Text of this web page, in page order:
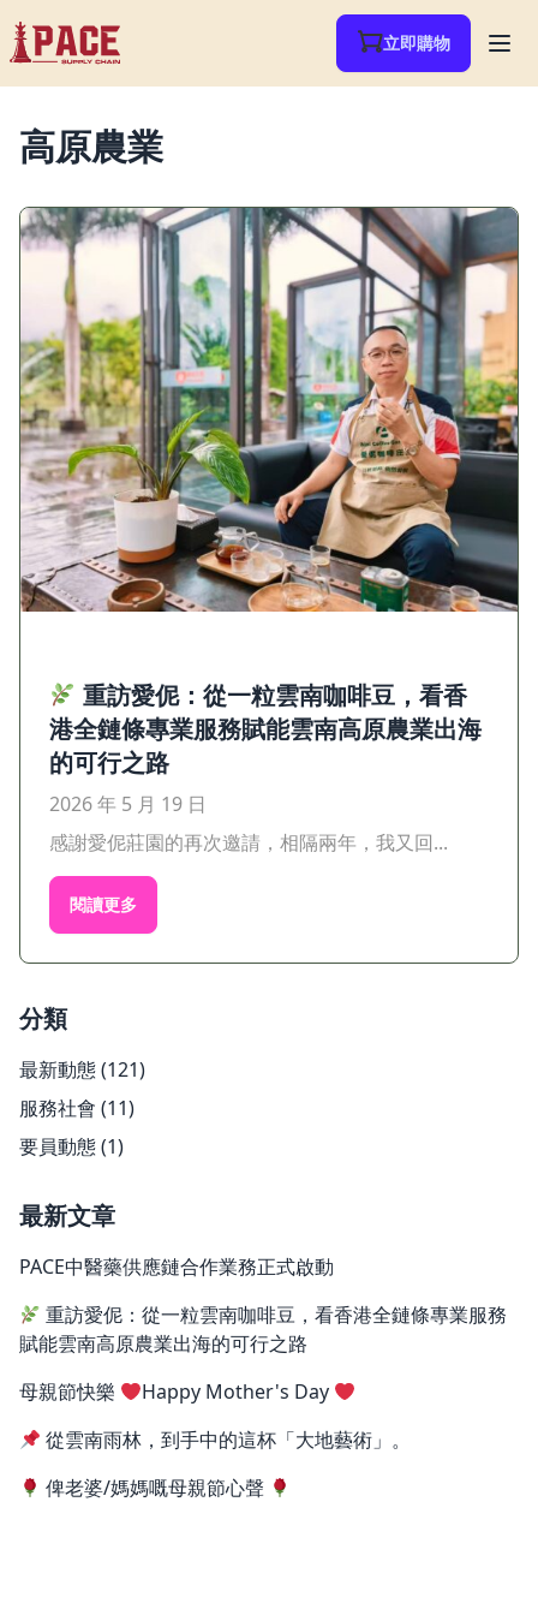
立即購物
高原農業
重訪愛伲：從一粒雲南咖啡豆，看香
港全鏈條專業服務賦能雲南高原農業出海
的可行之路
2026 年 5 月 19 日
感謝愛伲莊園的再次邀請，相隔兩年，我又回...
閱讀更多
分類
最新動態(121)
服務社會 (11)
要員動態(1)
最新文章
PACE中醫藥供應鏈合作業務正式啟動
重訪愛伲：從一粒雲南咖啡豆，看香港全鏈條專業服務
賦能雲南高原農業出海的可行之路
母親節快樂
Happy Mother's Day
從雲南雨林，到手中的這杯「大地藝術」。
俾老婆/媽媽嘅母親節心聲